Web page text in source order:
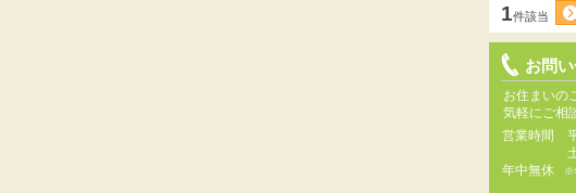
1件該当
お問
お住まいの
気軽にご相
営業時間
年中無休
※